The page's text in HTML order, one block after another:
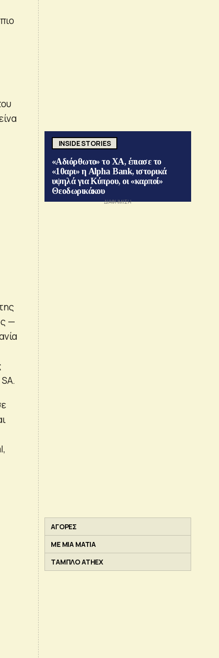
—
INSIDE STORIES
«Αδιόρθωτο» το ΧΑ, έπιασε το
«10αρι» η Alpha Bank, ιστορικά
υψηλά για Κύπρου, οι «καρποί»
Θεοδωρικάκου
ΑΓΟΡΕΣ
ΜΕ ΜΙΑ ΜΑΤΙΑ
ΤΑΜΠΛΟ ATHEX